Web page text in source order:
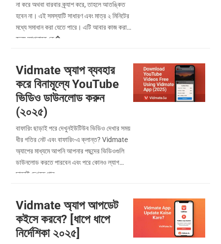
না করে অথবা বারবার ক্র্যাশ করে, তাহলে আতঙ্কিত
হবেন না। এই সমস্যাটি সাধারণ এবং মাত্র ২ মিনিটের
মধ্যে সমাধান করা যেতে পারে। এটি আবার কাজ করার
জন্য আপনাকে কে�...
Vidmate অ্যাপ ব্যবহার
করে বিনামূল্যে YouTube
ভিডিও ডাউনলোড করুন
(২০২৫)
বাফারিং ছাড়াই পরে দেখুনইউটিউব ভিডিও দেখার সময়
ধীর গতির নেট এবং বাফারিং-এ ক্লান্ত? Vidmate
অ্যাপের মাধ্যমে আপনি আপনার পছন্দের ভিডিওগুলি
ডাউনলোড করতে পারবেন এবং পরে কোনও ল্যাগ
ছাড়াই দেখতে পার...
Vidmate অ্যাপ আপডেট
কইসে করবে? [ধাপে ধাপে
নির্দেশিকা ২০২৫]